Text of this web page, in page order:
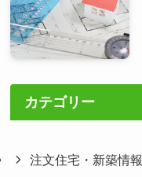
カテゴリー
注文住宅・新築情報